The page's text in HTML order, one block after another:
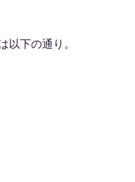
以下の通り。